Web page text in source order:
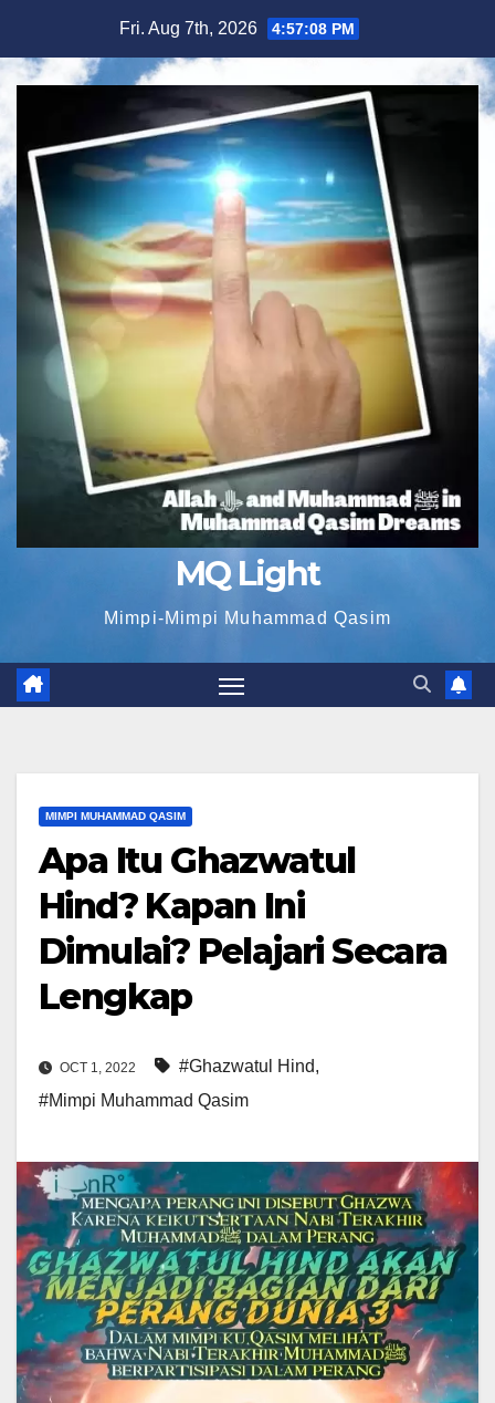
content
Fri. Aug 7th, 2026 4:57:10 PM
MQ Light
Mimpi-Mimpi Muhammad Qasim
MIMPI MUHAMMAD QASIM
Apa Itu Ghazwatul
Hind? Kapan Ini
Dimulai? Pelajari Secara
Lengkap
OCT 1, 2022 #Ghazwatul Hind,
#Mimpi Muhammad Qasim